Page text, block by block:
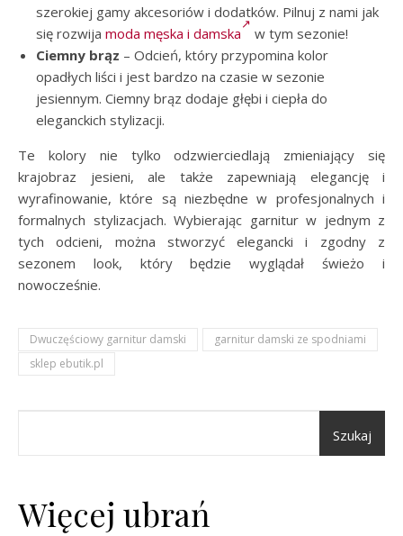
szerokiej gamy akcesoriów i dodatków. Pilnuj z nami jak
się rozwija moda męska i damska
w tym sezonie!
Ciemny brąz – Odcień, który przypomina kolor
opadłych liści i jest bardzo na czasie w sezonie
jesiennym. Ciemny brąz dodaje głębi i ciepła do
eleganckich stylizacji.
Te kolory nie tylko odzwierciedlają zmieniający się
krajobraz jesieni, ale także zapewniają elegancję i
wyrafinowanie, które są niezbędne w profesjonalnych i
formalnych stylizacjach. Wybierając garnitur w jednym z
tych odcieni, można stworzyć elegancki i zgodny z
sezonem look, który będzie wyglądał świeżo i
nowocześnie.
Dwuczęściowy garnitur damski
garnitur damski ze spodniami
sklep ebutik.pl
Szukaj
Więcej ubrań